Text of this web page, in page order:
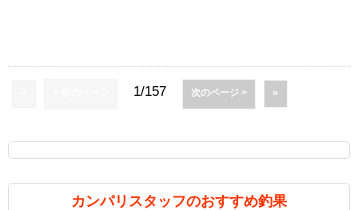
1/157 次のページ > »
カンパリスタッフのおすすめ釣果